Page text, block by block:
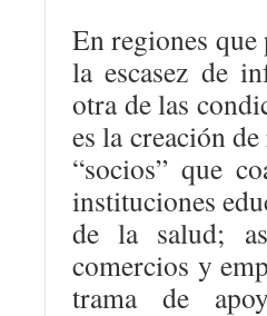
En regiones que
la escasez de
otra de las
es la creación
“socios” que
instituciones
de la salud;
comercios y
trama de